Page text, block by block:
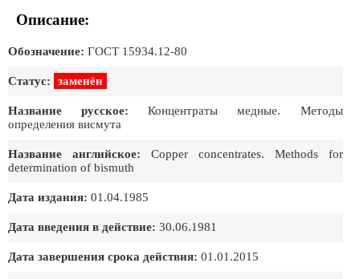
Описание:
Обозначение: ГОСТ 15934.12-80
Статус: заменён
Название русское: Концентраты медные. Методы
определения висмута
Название английское: Copper concentrates. Methods for
determination of bismuth
Дата издания: 01.04.1985
Дата введения в действие: 30.06.1981
Дата завершения срока действия: 01.01.2015